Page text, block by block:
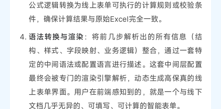
公式逻辑转换为线上表单可执行的计算规则或校验条
件，确保计算结果与原始Excel完全一致。
语法转换与渲染 ：将前几步解析出的所有信息（结
构、样式、字段映射、业务逻辑）整合，通过一套特
定的中间语法或配置语言进行描述。这套中间层配置
最终会被专门的渲染引擎解析，动态生成高保真的线
上表单界面。用户在前端感知到的，就是一个与线下
文档几乎无异的、可填写、可计算的智能表单。